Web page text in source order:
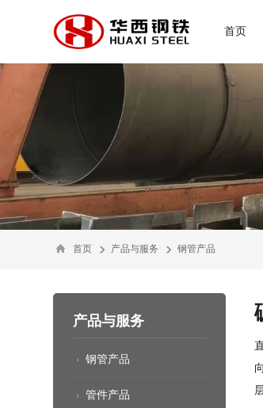
首页
首页 产品与服务 钢管产品
产品与服务
钢管产品
管件产品